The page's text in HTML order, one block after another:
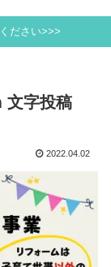
ださい>>>
文字投稿
2022.04.02